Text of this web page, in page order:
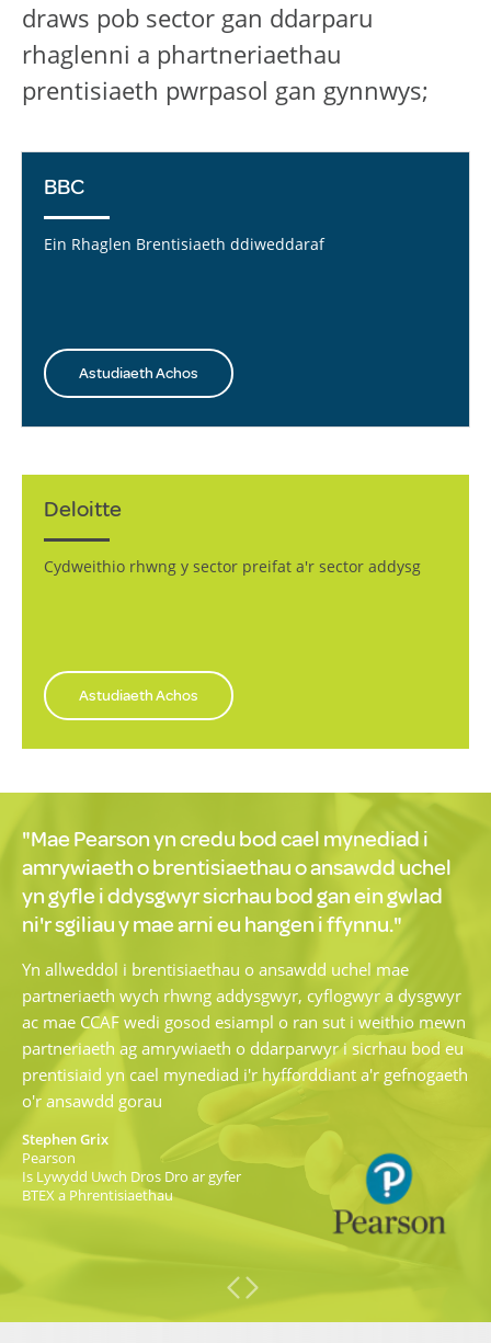
draws pob sector gan ddarparu
rhaglenni a phartneriaethau
prentisiaeth pwrpasol gan gynnwys;
BBC
Ein Rhaglen Brentisiaeth ddiweddaraf
Astudiaeth Achos
Deloitte
Cydweithio rhwng y sector preifat a'r sector addysg
Astudiaeth Achos
"Mae Pearson yn credu bod cael mynediad i
amrywiaeth o brentisiaethau o ansawdd uchel
yn gyfle i ddysgwyr sicrhau bod gan ein gwlad
ni'r sgiliau y mae arni eu hangen i ffynnu."
Yn allweddol i brentisiaethau o ansawdd uchel mae
partneriaeth wych rhwng addysgwyr, cyflogwyr a dysgwyr
ac mae CCAF wedi gosod esiampl o ran sut i weithio mewn
partneriaeth ag amrywiaeth o ddarparwyr i sicrhau bod eu
prentisiaid yn cael mynediad i'r hyfforddiant a'r gefnogaeth
o'r ansawdd gorau
Stephen Grix
Pearson
Is Lywydd Uwch Dros Dro ar gyfer
BTEX a Phrentisiaethau